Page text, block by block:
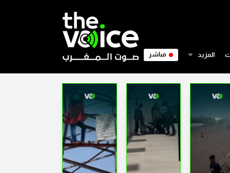
المزيد مباشر